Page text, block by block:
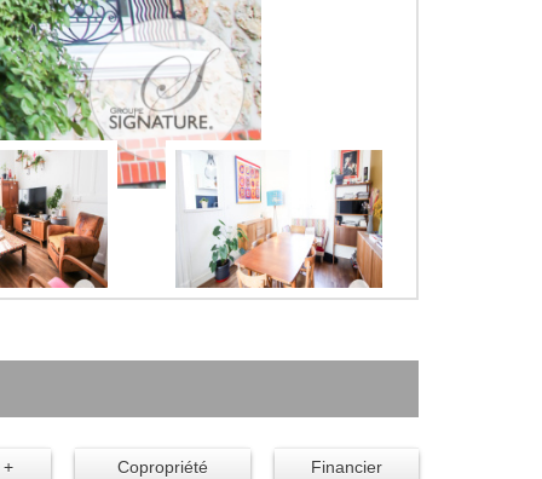
+ Copropriété Financier